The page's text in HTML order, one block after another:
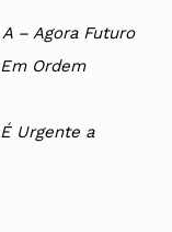
– Agora Futuro
Ordem
Urgente a